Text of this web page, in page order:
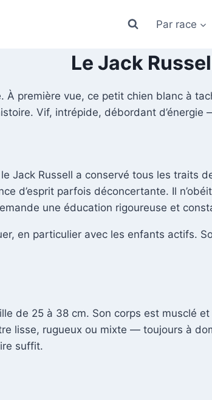
Par race
Le Jack
À première vue, ce petit chien blanc à
Vif, intrépide, débordant
Jack Russell a conservé tous les traits
d’esprit parfois déconcertante. Il
une éducation rigoureuse et
en particulier avec les enfants actifs.
de 25 à 38 cm. Son corps est musclé
lisse, rugueux ou mixte — toujours à
suffit.